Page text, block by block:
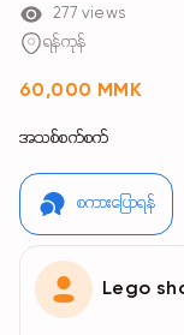
277 views
ရန်ကုန်
60,000 MMK
အသစ်စက်စက်
စကားပြောရန်
Lego